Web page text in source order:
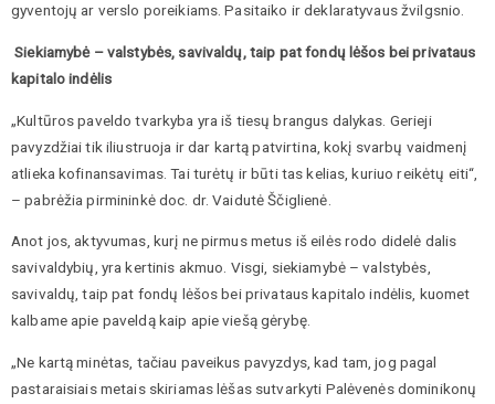
gyventojų ar verslo poreikiams. Pasitaiko ir deklaratyvaus žvilgsnio.
Siekiamybė – valstybės, savivaldų, taip pat fondų lėšos bei privataus
kapitalo indėlis
„Kultūros paveldo tvarkyba yra iš tiesų brangus dalykas. Gerieji
pavyzdžiai tik iliustruoja ir dar kartą patvirtina, kokį svarbų vaidmenį
atlieka kofinansavimas. Tai turėtų ir būti tas kelias, kuriuo reikėtų eiti“,
– pabrėžia pirmininkė doc. dr. Vaidutė Ščiglienė.
Anot jos, aktyvumas, kurį ne pirmus metus iš eilės rodo didelė dalis
savivaldybių, yra kertinis akmuo. Visgi, siekiamybė – valstybės,
savivaldų, taip pat fondų lėšos bei privataus kapitalo indėlis, kuomet
kalbame apie paveldą kaip apie viešą gėrybę.
„Ne kartą minėtas, tačiau paveikus pavyzdys, kad tam, jog pagal
pastaraisiais metais skiriamas lėšas sutvarkyti Palėvenės dominikonų